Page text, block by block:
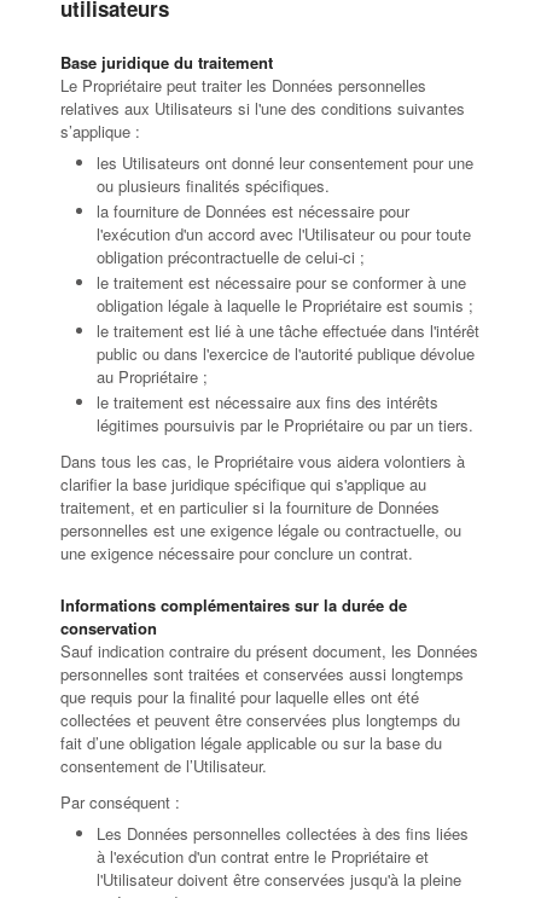
utilisateurs
Base juridique du traitement
Le Propriétaire peut traiter les Données personnelles
relatives aux Utilisateurs si l'une des conditions suivantes
s’applique :
les Utilisateurs ont donné leur consentement pour une
ou plusieurs finalités spécifiques.
la fourniture de Données est nécessaire pour
l'exécution d'un accord avec l'Utilisateur ou pour toute
obligation précontractuelle de celui-ci ;
le traitement est nécessaire pour se conformer à une
obligation légale à laquelle le Propriétaire est soumis ;
le traitement est lié à une tâche effectuée dans l'intérêt
public ou dans l'exercice de l'autorité publique dévolue
au Propriétaire ;
le traitement est nécessaire aux fins des intérêts
légitimes poursuivis par le Propriétaire ou par un tiers.
Dans tous les cas, le Propriétaire vous aidera volontiers à
clarifier la base juridique spécifique qui s'applique au
traitement, et en particulier si la fourniture de Données
personnelles est une exigence légale ou contractuelle, ou
une exigence nécessaire pour conclure un contrat.
Informations complémentaires sur la durée de
conservation
Sauf indication contraire du présent document, les Données
personnelles sont traitées et conservées aussi longtemps
que requis pour la finalité pour laquelle elles ont été
collectées et peuvent être conservées plus longtemps du
fait d’une obligation légale applicable ou sur la base du
consentement de l’Utilisateur.
Par conséquent :
Les Données personnelles collectées à des fins liées
à l'exécution d'un contrat entre le Propriétaire et
l'Utilisateur doivent être conservées jusqu'à la pleine